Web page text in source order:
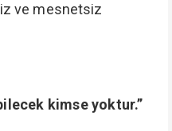
ve mesnetsiz
kimse yoktur.”